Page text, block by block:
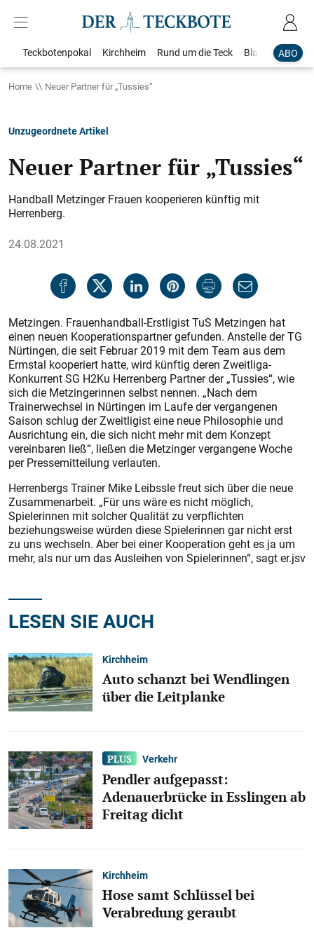
ABO
Teckbotenpokal Kirchheim Rund um die Teck Blaulicht
Home Neuer Partner für „Tussies“
Unzugeordnete Artikel
Neuer Partner für „Tussies“
Handball Metzinger Frauen kooperieren künftig mit
Herrenberg.
24.08.2021
Metzingen. Frauenhandball-Erstligist TuS Metzingen hat
einen neuen Kooperationspartner gefunden. Anstelle der TG
Nürtingen, die seit Februar 2019 mit dem Team aus dem
Ermstal kooperiert hatte, wird künftig deren Zweitliga-
Konkurrent SG H2Ku Herrenberg Partner der „Tussies“, wie
sich die Metzingerinnen selbst nennen. „Nach dem
Trainerwechsel in Nürtingen im Laufe der vergangenen
Saison schlug der Zweitligist eine neue Philosophie und
Ausrichtung ein, die sich nicht mehr mit dem Konzept
vereinbaren ließ“, ließen die Metzinger vergangene Woche
per Pressemitteilung verlauten.
Herrenbergs Trainer Mike Leibssle freut sich über die neue
Zusammenarbeit. „Für uns wäre es nicht möglich,
Spielerinnen mit solcher Qualität zu verpflichten
beziehungsweise würden diese Spielerinnen gar nicht erst
zu uns wechseln. Aber bei einer Kooperation geht es ja um
mehr, als nur um das Ausleihen von Spielerinnen“, sagt er.jsv
LESEN SIE AUCH
Kirchheim
Auto schanzt bei Wendlingen
über die Leitplanke
Verkehr
Pendler aufgepasst:
Adenauerbrücke in Esslingen ab
Freitag dicht
Kirchheim
Hose samt Schlüssel bei
Verabredung geraubt